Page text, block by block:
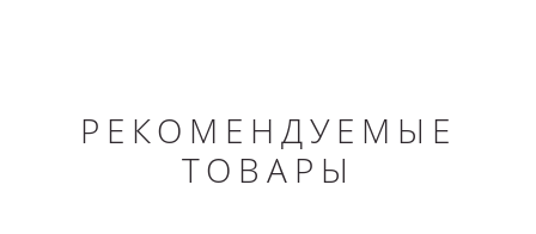
РЕКОМЕНДУЕМЫЕ
ТОВАРЫ